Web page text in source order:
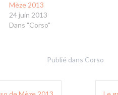
Mèze 2013
24 juin 2013
Dans "Corso"
Publié dans Corso